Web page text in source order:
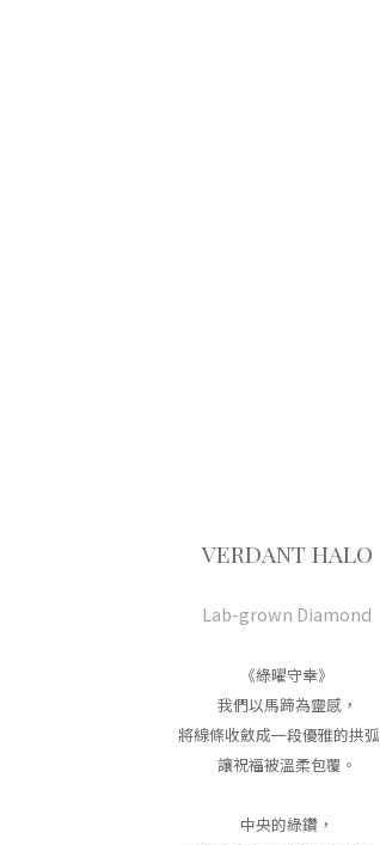
VERDANT HALO
Lab-grown Diamond
《綠曜守幸》
我們以馬蹄為靈感，
將線條收斂成一段優雅的拱弧
讓祝福被溫柔包覆。
中央的綠鑽，